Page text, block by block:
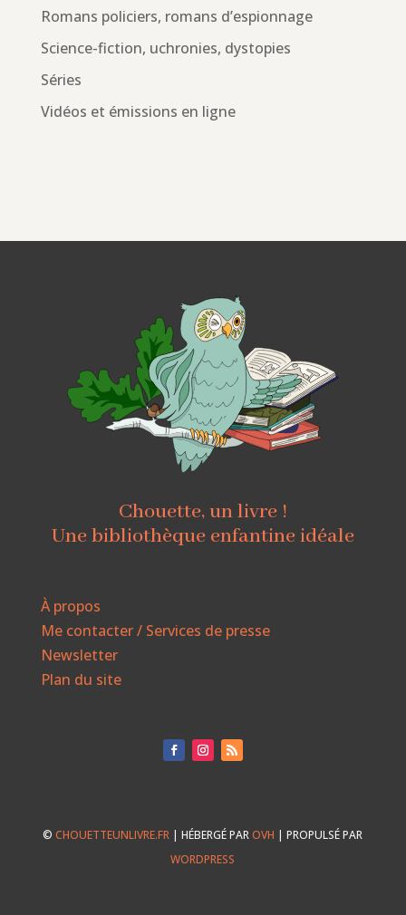
Romans policiers, romans d’espionnage
Science-fiction, uchronies, dystopies
Séries
Vidéos et émissions en ligne
Chouette, un livre !
Une bibliothèque enfantine idéale
À propos
Me contacter / Services de presse
Newsletter
Plan du site
©CHOUETTEUNLIVRE.FR | HÉBERGÉ PAROVH | PROPULSÉ PAR
WORDPRESS